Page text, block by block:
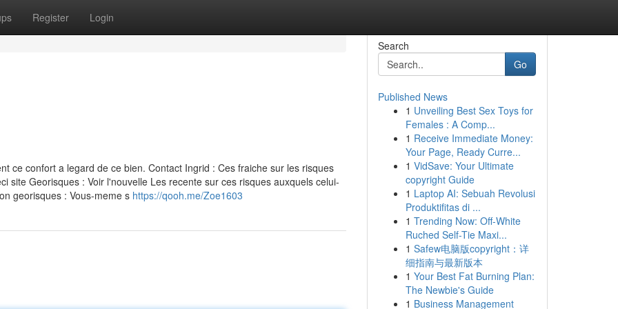
Register Login
ce confort a legard de ce bien. Contact Ingrid : Ces fraiche sur les risques
site Georisques : Voir l'nouvelle Les recente sur ces risques auxquels celui-
georisques : Vous-meme s https://qooh.me/Zoe1603
Search
Go
Published News
1 Unveiling Best Sex Toys for
Females : A Comp...
1 Receive Immediate Money:
Your Page, Ready Curre...
1 VidSave: Your Ultimate
copyright Guide
1 Laptop AI: Sebuah Revolusi
Produktifitas di ...
1 Trending Now: Off-White
Ruched Self-Tie Maxi...
1 Safew电脑版copyright：详
细指南与最新版本
1 Your Best Fat Burning Plan:
The Newbie's Guide
1 Business Management